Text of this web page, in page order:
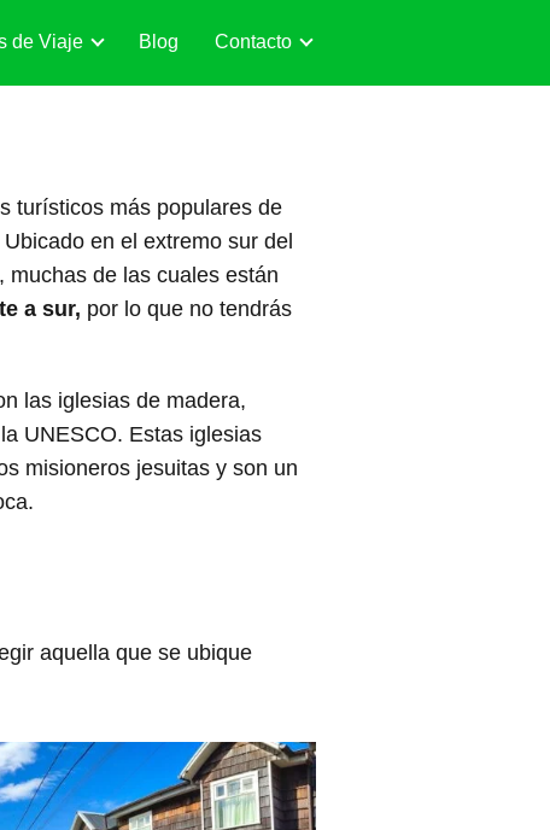
de Viaje Blog Contacto
turísticos más populares de
en el extremo sur del
de las cuales están
a sur, por lo que no tendrás
las iglesias de madera,
UNESCO. Estas iglesias
misioneros jesuitas y son un
aquella que se ubique